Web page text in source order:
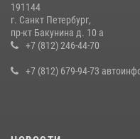
В Ленобласти сотрудники
воспитанниками детского
191144
г. Санкт Петербург,
пр-кт Бакунина д. 10 а
+7 (812) 246-44-70
+7 (812) 679-94-73